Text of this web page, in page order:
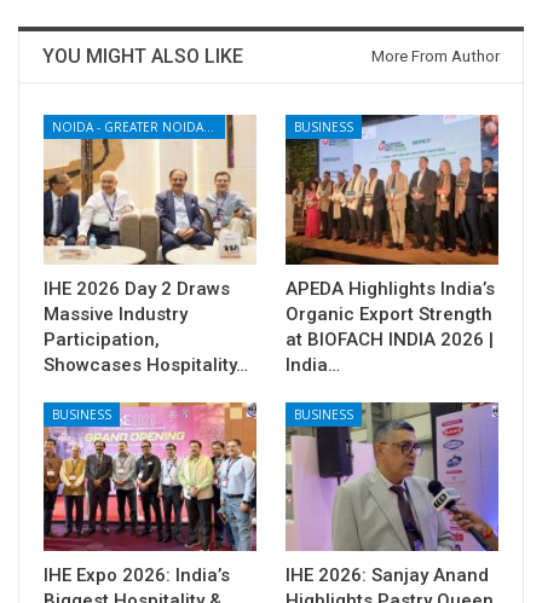
YOU MIGHT ALSO LIKE More From Author
NOIDA - GREATER NOIDA - YAMUNA EXPRESSWAY
IHE 2026 Day 2 Draws
Massive Industry
Participation,
Showcases Hospitality…
BUSINESS
APEDA Highlights India’s
Organic Export Strength
at BIOFACH INDIA 2026 |
India…
BUSINESS
IHE Expo 2026: India’s
BUSINESS
IHE 2026: Sanjay Anand